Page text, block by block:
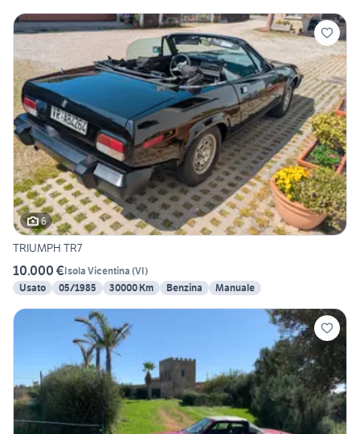
6
TRIUMPH TR7
10.000 €Isola Vicentina (VI)
Usato
05/1985 30000 Km Benzina Manuale